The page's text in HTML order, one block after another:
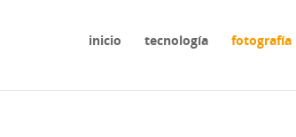
inicio tecnología fotografía